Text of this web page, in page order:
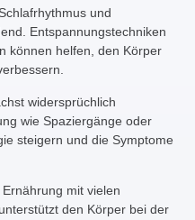
und
Entspannungstechniken
können helfen, den Körper
widersprüchlich
wie Spaziergänge oder
steigern und die Symptome
mit vielen
den Körper bei der